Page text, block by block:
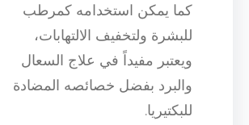
كما يمكن استخدامه كمرطب
للبشرة ولتخفيف الالتهابات،
ويعتبر مفيداً في علاج السعال
والبرد بفضل خصائصه المضادة
للبكتيريا.